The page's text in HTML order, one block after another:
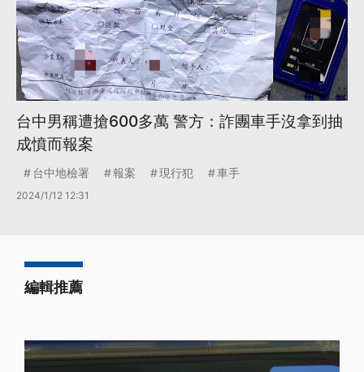
台中男稱遭搶600多萬 警方：詐團車手沒拿到抽
成憤而報案
台中地檢署 報案 現行犯 車手
2024/1/12 12:31
編輯推薦